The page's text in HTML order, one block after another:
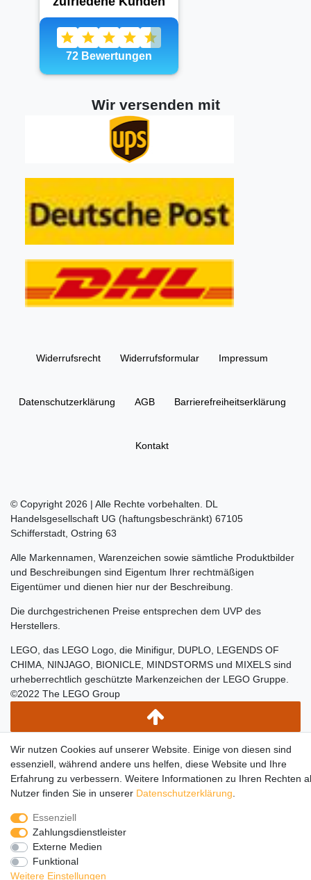
Wir versenden mit
Widerrufs­recht Widerrufs­formular Impressum
Daten­schutz­erklärung AGB Barrierefreiheitserklärung
Kontakt
© Copyright 2026 | Alle Rechte vorbehalten. DL
Handelsgesellschaft UG (haftungsbeschränkt) 67105
Schifferstadt, Ostring 63
Alle Markennamen, Warenzeichen sowie sämtliche Produktbilder
und Beschreibungen sind Eigentum Ihrer rechtmäßigen
Eigentümer und dienen hier nur der Beschreibung.
Die durchgestrichenen Preise entsprechen dem UVP des
Herstellers.
LEGO, das LEGO Logo, die Minifigur, DUPLO, LEGENDS OF
CHIMA, NINJAGO, BIONICLE, MINDSTORMS und MIXELS sind
urheberrechtlich geschützte Markenzeichen der LEGO Gruppe.
©2022 The LEGO Group
Wir nutzen Cookies auf unserer Website. Einige von diesen sind
essenziell, während andere uns helfen, diese Website und Ihre
Erfahrung zu verbessern. Weitere Informationen zu Ihren Rechten
Nutzer finden Sie in unserer Daten­schutz­erklärung
Essenziell
Zahlungsdienstleister
Externe Medien
Funktional
Weitere Einstellungen